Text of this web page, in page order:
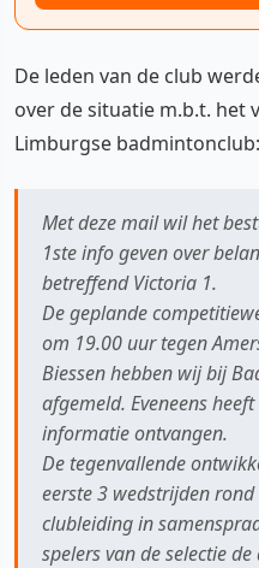
De leden van de club
over de situatie m.b.t. het
Limburgse badmintonclub:
Met deze mail wil het
1ste info geven over
betreffend Victoria 1.
De geplande
om 19.00 uur tegen
Biessen hebben wij bij
afgemeld. Eveneens
informatie ontvangen.
De tegenvallende
eerste 3 wedstrijden
clubleiding in
spelers van de selectie